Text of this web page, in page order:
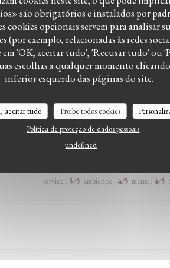
são obrigatórios e instalados por
cookies opcionais servem para analisar
(por exemplo, relacionadas às redes
'OK, aceitar tudo', 'Recusar tudo' ou
escolhas a qualquer momento
inferior esquerdo das páginas do site.
aceitar tudo Proíbe todos cookies
Política de proteção de dados pessoais
undefined
service:5/5 ambience:5/5 menu: 5/5
service ambience
service : 5/5 ambience : 4/5 menu : 4/5